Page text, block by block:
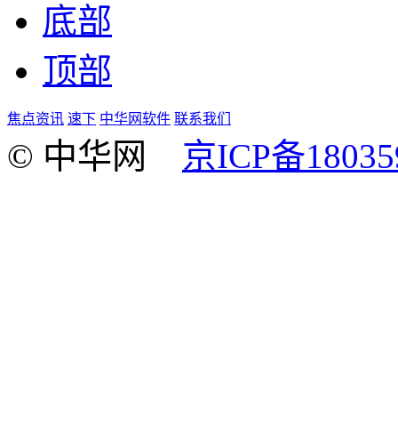
底部
顶部
焦点资讯 速下 中华网软件 联系我们
© 中华网 京ICP备